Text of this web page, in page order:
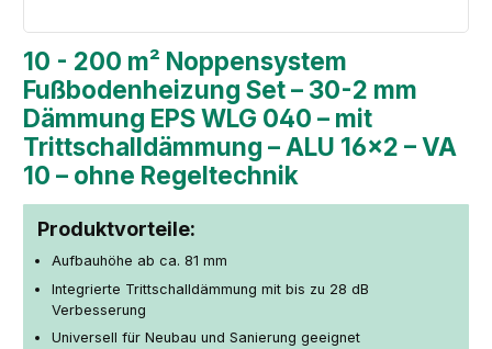
10 - 200 m² Noppensystem
Fußbodenheizung Set – 30-2 mm
Dämmung EPS WLG 040 – mit
Trittschalldämmung – ALU 16×2 – VA
10 – ohne Regeltechnik
Produktvorteile:
Aufbauhöhe ab ca. 81 mm
Integrierte Trittschalldämmung mit bis zu 28 dB
Verbesserung
Universell für Neubau und Sanierung geeignet